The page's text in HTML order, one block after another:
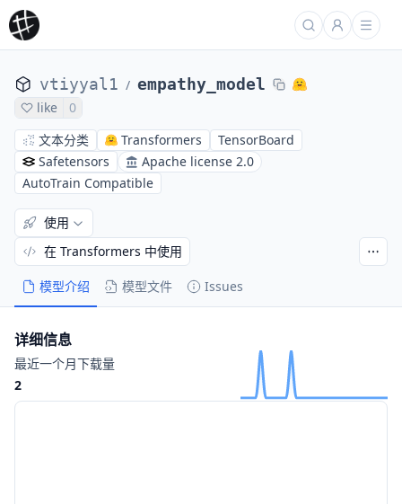
vtiyyal1 / empathy_model
like
0
文本分类
Transformers
TensorBoard
Safetensors
Apache license 2.0
AutoTrain Compatible
模型介绍 模型文件 Issues
使用
在 Transformers 中使用
详细信息
最近一个月下载量
2